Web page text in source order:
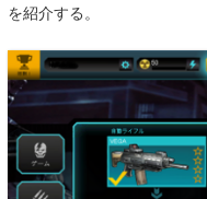
を紹介する。